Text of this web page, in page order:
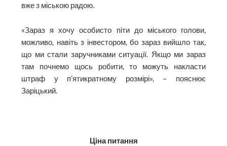
вже з міською радою.
«Зараз я хочу особисто піти до міського голови,
можливо, навіть з інвестором, бо зараз вийшло так,
що ми стали заручниками ситуації. Якщо ми зараз
там почнемо щось робити, то можуть накласти
штраф у п’ятикратному розмірі», – пояснює
Заріцький.
Ціна питання